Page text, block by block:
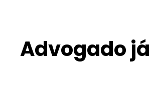
Advogado